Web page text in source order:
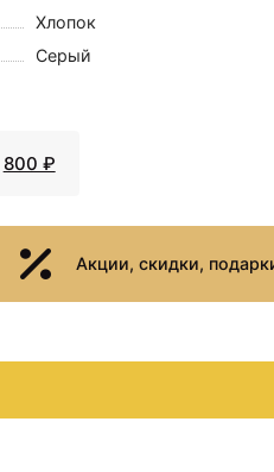
2538 ₽
Корзина для
Коврик для ванной
Хлопок
Серый
800 ₽
Акции, скидки,